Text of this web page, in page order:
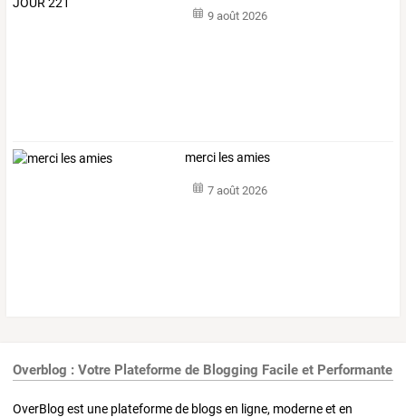
9 août 2026
merci les amies
7 août 2026
Overblog : Votre Plateforme de Blogging Facile et Performante
OverBlog est une plateforme de blogs en ligne, moderne et en